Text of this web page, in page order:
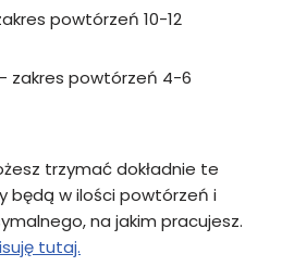
powtórzeń 10-12
zakres powtórzeń 4-6
trzymać dokładnie te
będą w ilości powtórzeń i
na jakim pracujesz.
tutaj.